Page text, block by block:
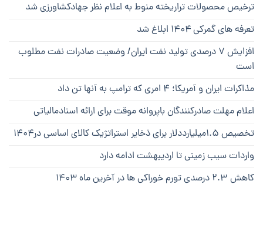
ترخیص محصولات تراریخته منوط به اعلام نظر جهادکشاورزی شد
تعرفه های گمرکی ۱۴۰۴ ابلاغ شد
افزایش ۷ درصدی تولید نفت ایران/ وضعیت صادرات نفت مطلوب
است
مذاکرات ایران و آمریکا؛ ۴ امری که ترامپ به آنها تن داد
اعلام مهلت صادرکنندگان باپروانه موقت برای ارائه اسنادمالیاتی
تخصیص ۱.۵میلیارددلار برای ذخایر استراتژیک کالای اساسی در۱۴۰۴
واردات سیب زمینی تا اردیبهشت ادامه دارد
کاهش ۲.۳ درصدی تورم خوراکی ها در آخرین ماه ۱۴۰۳